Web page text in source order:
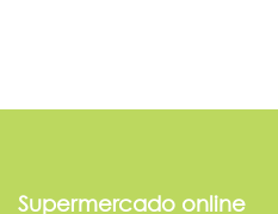
Supermercado online